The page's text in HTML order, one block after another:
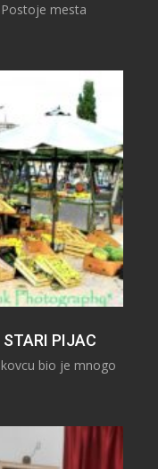
mesta
PIJAC
bio je mnogo